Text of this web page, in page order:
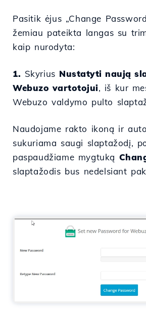
Pasitik ėjus „Change
žemiau pateikta langas su
kaip nurodyta:
1. Skyrius Nustatyti naują
Webuzo vartotojui, iš kur
Webuzo valdymo pulto
Naudojame rakto ikoną ir
sukuriama saugi slaptažodį,
paspaudžiame mygtuką
slaptažodis bus nedelsiant